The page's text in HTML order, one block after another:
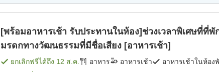
[พร้อมอาหารเช้า รับประทานในห้อง]ช่วงเวลาพิเศษที่ที่พั
มรดกทางวัฒนธรรมที่มีชื่อเสียง [อาหารเช้า]
ยกเลิกฟรีได้ถึง 12 ส.ค. อาหาร อาหารเช้า อาหารเช้าในห้อง